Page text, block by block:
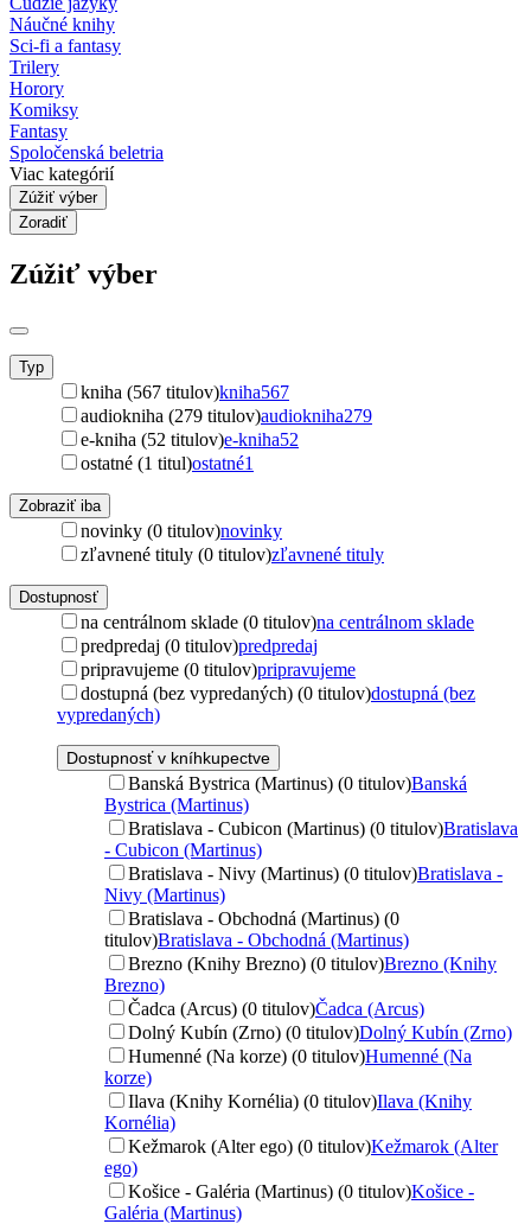
Náučné knihy
Sci-fi a fantasy
Trilery
Horory
Komiksy
Fantasy
Spoločenská beletria
Viac kategórií
Zúžiť výber
Zoradiť
Zúžiť výber
Typ
kniha (567 titulov)kniha567
audiokniha (279 titulov)audiokniha279
e-kniha (52 titulov)e-kniha52
ostatné (1 titul)ostatné1
Zobraziť iba
novinky (0 titulov)novinky
zľavnené tituly (0 titulov)zľavnené tituly
Dostupnosť
na centrálnom sklade (0 titulov)na centrálnom sklade
predpredaj (0 titulov)predpredaj
pripravujeme (0 titulov)pripravujeme
dostupná (bez vypredaných) (0 titulov)dostupná (bez
vypredaných)
Dostupnosť v kníhkupectve
Banská Bystrica (Martinus) (0 titulov)Banská
Bystrica (Martinus)
Bratislava - Cubicon (Martinus) (0 titulov)Bratislava
- Cubicon (Martinus)
Bratislava - Nivy (Martinus) (0 titulov)Bratislava -
Nivy (Martinus)
Bratislava - Obchodná (Martinus) (0
titulov)Bratislava - Obchodná (Martinus)
Brezno (Knihy Brezno) (0 titulov)Brezno (Knihy
Brezno)
Čadca (Arcus) (0 titulov)Čadca (Arcus)
Dolný Kubín (Zrno) (0 titulov)Dolný Kubín (Zrno)
Humenné (Na korze) (0 titulov)Humenné (Na
korze)
Ilava (Knihy Kornélia) (0 titulov)Ilava (Knihy
Kornélia)
Kežmarok (Alter ego) (0 titulov)Kežmarok (Alter
ego)
Košice - Galéria (Martinus) (0 titulov)Košice -
Galéria (Martinus)